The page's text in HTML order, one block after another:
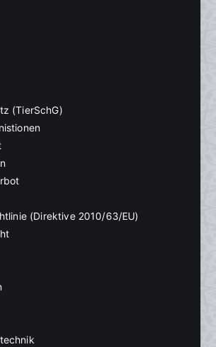
(TierSchG)
(Direktive 2010/63/EU)